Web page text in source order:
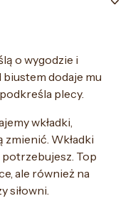
o wygodzie i
dodaje mu
plecy.
wkładki,
zmienić. Wkładki
potrzebujesz. Top
ale również na
siłowni.